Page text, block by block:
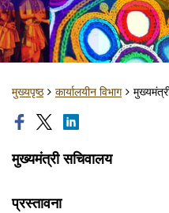
मुख्यपृष्ठ कार्यालयीन विभाग
मुख्यमंत्री सचिवालय
प्रस्तावना